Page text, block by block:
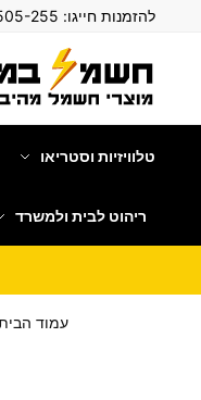
להזמנות חייגו:
טלוויזיות וסטריאו
ריהוט לבית ולמשרד
עמוד